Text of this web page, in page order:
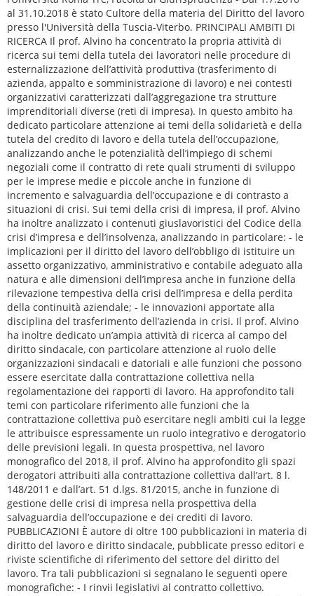
al 31.10.2018 è stato Cultore della materia del Diritto del lavoro
presso l'Università della Tuscia-Viterbo. PRINCIPALI AMBITI DI
RICERCA Il prof. Alvino ha concentrato la propria attività di
ricerca sui temi della tutela dei lavoratori nelle procedure di
esternalizzazione dell’attività produttiva (trasferimento di
azienda, appalto e somministrazione di lavoro) e nei contesti
organizzativi caratterizzati dall’aggregazione tra strutture
imprenditoriali diverse (reti di impresa). In questo ambito ha
dedicato particolare attenzione ai temi della solidarietà e della
tutela del credito di lavoro e della tutela dell’occupazione,
analizzando anche le potenzialità dell’impiego di schemi
negoziali come il contratto di rete quali strumenti di sviluppo
per le imprese medie e piccole anche in funzione di
incremento e salvaguardia dell’occupazione e di contrasto a
situazioni di crisi. Sui temi della crisi di impresa, il prof. Alvino
ha inoltre analizzato i contenuti giuslavoristici del Codice della
crisi d’impresa e dell’insolvenza, analizzando in particolare: - le
implicazioni per il diritto del lavoro dell’obbligo di istituire un
assetto organizzativo, amministrativo e contabile adeguato alla
natura e alle dimensioni dell’impresa anche in funzione della
rilevazione tempestiva della crisi dell’impresa e della perdita
della continuità aziendale; - le innovazioni apportate alla
disciplina del trasferimento dell’azienda in crisi. Il prof. Alvino
ha inoltre dedicato un’ampia attività di ricerca al campo del
diritto sindacale, con particolare attenzione al ruolo delle
organizzazioni sindacali e datoriali e alle funzioni che possono
essere esercitate dalla contrattazione collettiva nella
regolamentazione dei rapporti di lavoro. Ha approfondito tali
temi con particolare riferimento alle funzioni che la
contrattazione collettiva può esercitare negli ambiti cui la legge
le attribuisce espressamente un ruolo integrativo e derogatorio
delle previsioni legali. In questa prospettiva, nel lavoro
monografico del 2018, il prof. Alvino ha approfondito gli spazi
derogatori attribuiti alla contrattazione collettiva dall’art. 8 l.
148/2011 e dall’art. 51 d.lgs. 81/2015, anche in funzione di
gestione delle crisi di impresa nella prospettiva della
salvaguardia dell’occupazione e dei crediti di lavoro.
PUBBLICAZIONI È autore di oltre 100 pubblicazioni in materia di
diritto del lavoro e diritto sindacale, pubblicate presso editori e
riviste scientifiche di riferimento del settore del diritto del
lavoro. Tra tali pubblicazioni si segnalano le seguenti opere
monografiche: - I rinvii legislativi al contratto collettivo.